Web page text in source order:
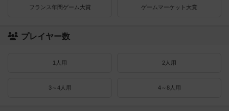
フランス年間ゲーム大賞 ゲームマーケット大賞
プレイヤー数
1人用 2人用
3～4人用 4～8人用